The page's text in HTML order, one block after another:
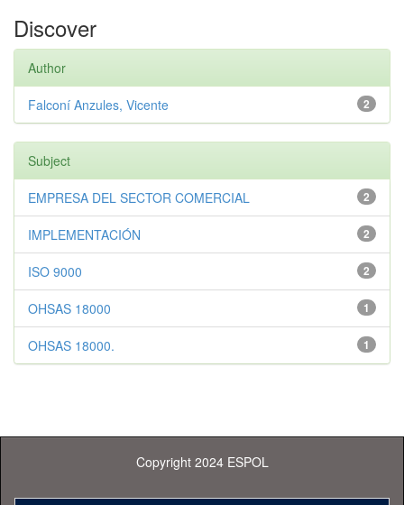
Discover
Author
2
Falconí Anzules, Vicente
Subject
2
EMPRESA DEL SECTOR COMERCIAL
2
IMPLEMENTACIÓN
2
ISO 9000
1
OHSAS 18000
1
OHSAS 18000.
Copyright 2024 ESPOL